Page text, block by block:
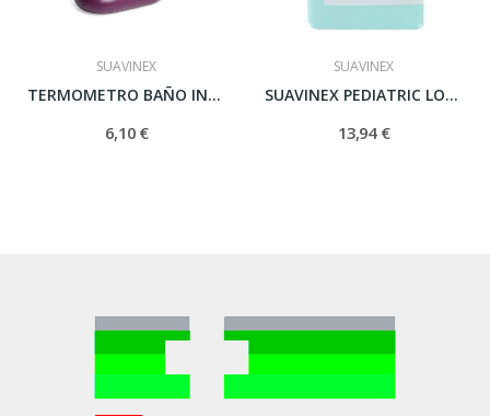
SUAVINEX
TERMOMETRO BAÑO INFANTIL SUAVINEX
6,10 €
SUAVINEX
SUAVINEX PEDIATRIC LOCION HIDRATANTE MASAJE 400 ML
13,94 €